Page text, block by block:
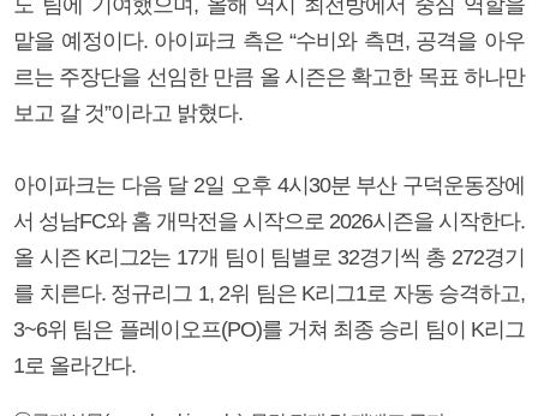
맡을 예정이다. 아이파크 측은 “수비와 측면, 공격을 아우
르는 주장단을 선임한 만큼 올 시즌은 확고한 목표 하나만
보고 갈 것”이라고 밝혔다.
아이파크는 다음 달 2일 오후 4시30분 부산 구덕운동장에
서 성남FC와 홈 개막전을 시작으로 2026시즌을 시작한다.
올 시즌 K리그2는 17개 팀이 팀별로 32경기씩 총 272경기
를 치른다. 정규리그 1, 2위 팀은 K리그1로 자동 승격하고,
3~6위 팀은 플레이오프(PO)를 거쳐 최종 승리 팀이 K리그
1로 올라간다.